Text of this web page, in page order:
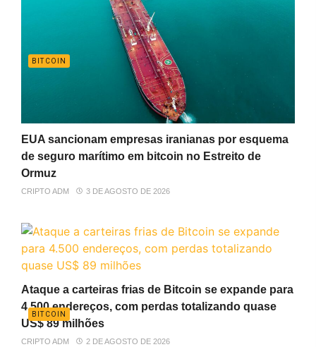
BITCOIN
EUA sancionam empresas iranianas por esquema
de seguro marítimo em bitcoin no Estreito de
Ormuz
CRIPTO ADM 3 DE AGOSTO DE 2026
BITCOIN
Ataque a carteiras frias de Bitcoin se expande para
4.500 endereços, com perdas totalizando quase
US$ 89 milhões
CRIPTO ADM 2 DE AGOSTO DE 2026